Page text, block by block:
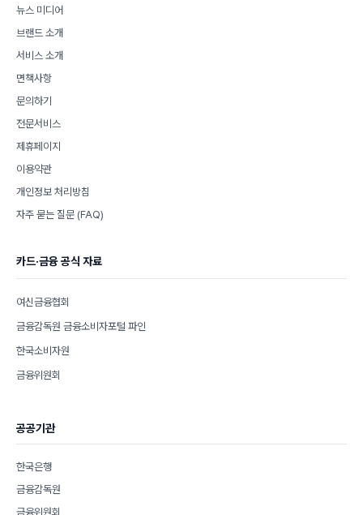
뉴스 미디어
브랜드 소개
서비스 소개
면책사항
문의하기
전문서비스
제휴페이지
이용약관
개인정보 처리방침
자주 묻는 질문 (FAQ)
카드·금융 공식 자료
여신금융협회
금융감독원 금융소비자포털 파인
한국소비자원
금융위원회
공공기관
한국은행
금융감독원
금융위원회